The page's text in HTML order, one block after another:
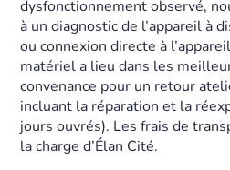
dysfonctionnement observé,
à un diagnostic de l’appareil à
ou connexion directe à
matériel a lieu dans les
convenance pour un retour
incluant la réparation et la
jours ouvrés). Les frais de
la charge d’Élan Cité.